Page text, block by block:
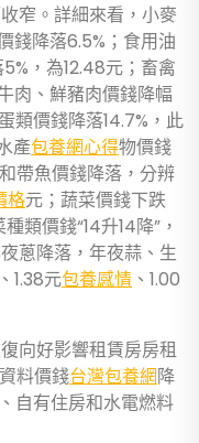
窄。詳細來看，小麥
錢降落6.5%；食用油
，為12.48元；畜禽
肉、鮮豬肉價錢降幅
類價錢降落14.7%，此
產包養網心得物價錢
帶魚價錢降落，分辨
格元；蔬菜價錢下跌
類價錢“14升14降”，
蔥降落，年夜蒜、生
1.38元包養感情 、1.00
向好影響租賃房房租
料價錢台灣包養網降
自有住房和水電燃料